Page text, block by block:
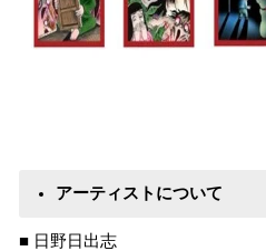
アーティストについて
■ 日野日出志